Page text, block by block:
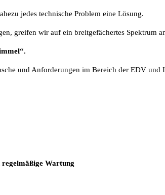
jedes technische Problem eine Lösung.
greifen wir auf ein breitgefächertes
und Anforderungen im Bereich der EDV und
Wartung